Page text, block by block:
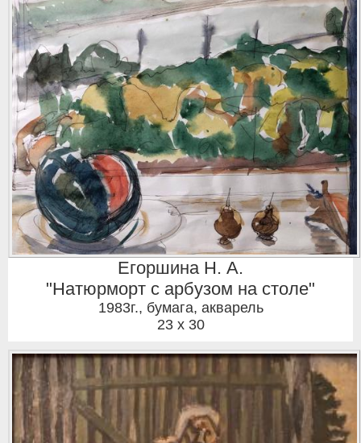
Егоршина Н. А.
"Натюрморт с арбузом на столе"
1983г., бумага, акварель
23 x 30